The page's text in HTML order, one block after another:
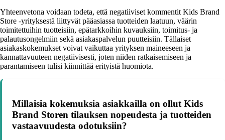
Yhteenvetona voidaan todeta, että negatiiviset kommentit Kids Brand
Store -yrityksestä liittyvät pääasiassa tuotteiden laatuun, väärin
toimitettuihin tuotteisiin, epätarkkoihin kuvauksiin, toimitus- ja
palautusongelmiin sekä asiakaspalvelun puutteisiin. Tällaiset
asiakaskokemukset voivat vaikuttaa yrityksen maineeseen ja
kannattavuuteen negatiivisesti, joten niiden ratkaisemiseen ja
parantamiseen tulisi kiinnittää erityistä huomiota.
Millaisia kokemuksia asiakkailla on ollut Kids
Brand Storen tilauksen nopeudesta ja tuotteiden
vastaavuudesta odotuksiin?